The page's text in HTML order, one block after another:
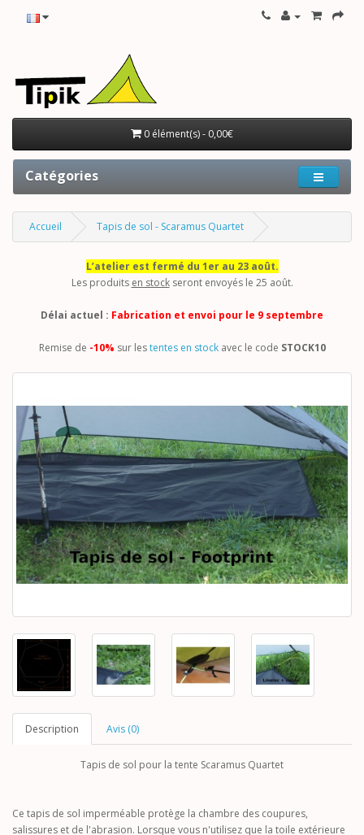
0 élément(s) - 0,00€
Catégories
Accueil Tapis de sol - Scaramus Quartet
L’atelier est fermé du 1er au 23 août.
Les produits en stockseront envoyés le 25 août.
Délai actuel : Fabrication et envoi pour le 9 septembre
Remise de -10% sur lestentes en stockavec le code STOCK10
Description Avis (0)
Tapis de sol pour la tente Scaramus Quartet
Ce tapis de sol imperméable protège la chambre des coupures,
salissures et de l'abrasion. Lorsque vous n'utilisez que la toile extérieure